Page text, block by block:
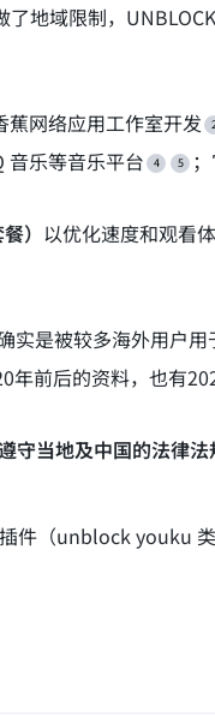
地域限制，
蕉网络应用工作室开发
音乐等音乐平台
） 以优化速度和观看
是被较多海外用户用
年前后的资料，也有
守当地及中国的法律
件（unblock youku